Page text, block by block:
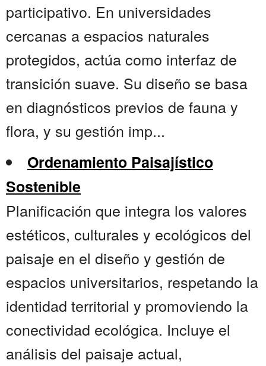
participativo. En universidades
cercanas a espacios naturales
protegidos, actúa como interfaz de
transición suave. Su diseño se basa
en diagnósticos previos de fauna y
flora, y su gestión imp...
Ordenamiento Paisajístico
Sostenible
Planificación que integra los valores
estéticos, culturales y ecológicos del
paisaje en el diseño y gestión de
espacios universitarios, respetando la
identidad territorial y promoviendo la
conectividad ecológica. Incluye el
análisis del paisaje actual,